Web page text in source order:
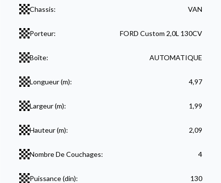
Chassis: VAN
Porteur: FORD Custom 2,0L 130CV
Boîte: AUTOMATIQUE
Longueur (m): 4,97
Largeur (m): 1,99
Hauteur (m): 2,09
Nombre De Couchages: 4
Puissance (din): 130